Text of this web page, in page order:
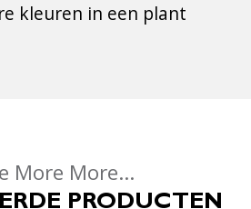
kleuren in een plant
More More...
PRODUCTEN